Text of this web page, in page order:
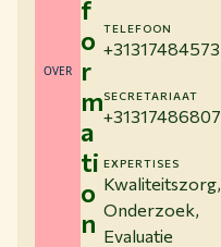
OVER
f
o
r
m
a
ti
o
n
TELEFOON
+31317484573
SECRETARIAAT
+31317486807
EXPERTISES
Kwaliteitszorg,
Onderzoek,
Evaluatie